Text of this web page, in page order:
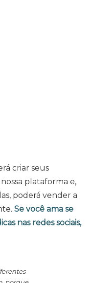
criar seus
plataforma e,
poderá vender a
Se você ama se
nas redes sociais,